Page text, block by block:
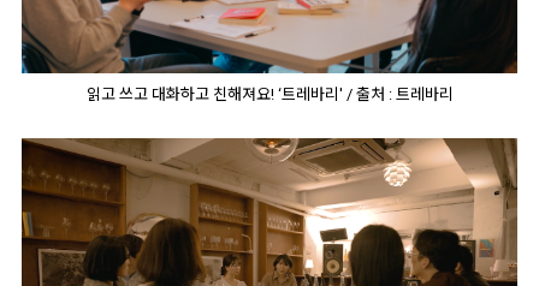
읽고 쓰고 대화하고 친해져요! ‘트레바리' / 출처 : 트레바리